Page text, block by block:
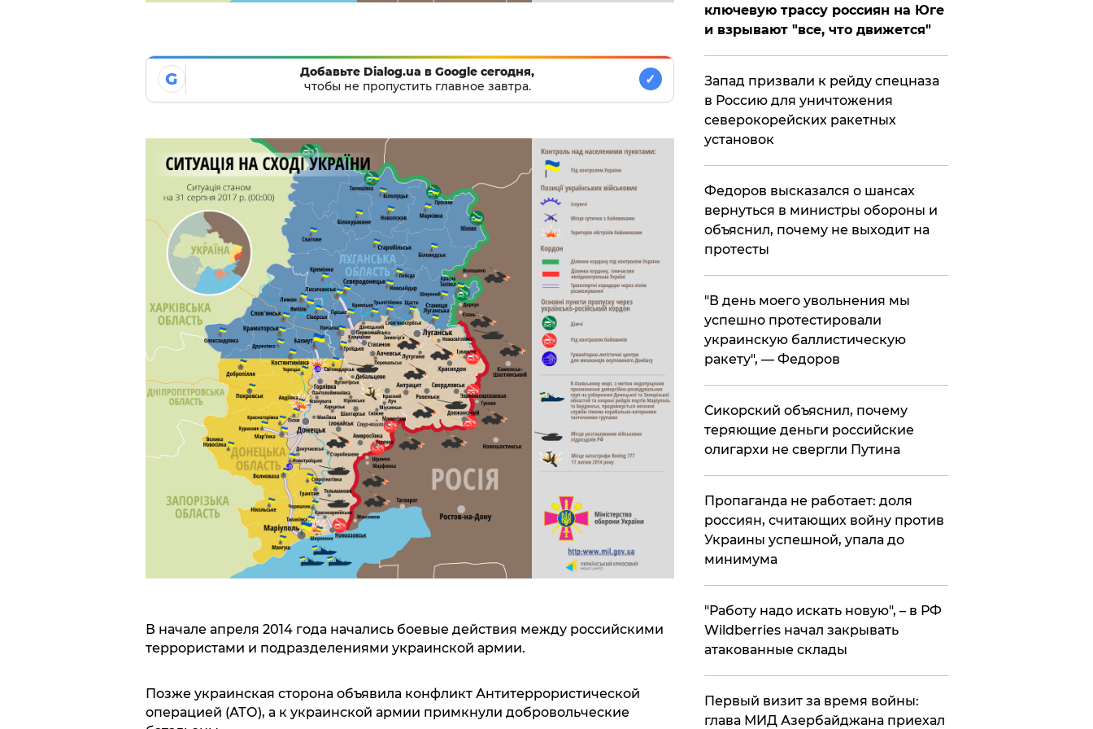
G
Добавьте Dialog.ua в Google сегодня,
чтобы не пропустить главное завтра.
✓
В начале апреля 2014 года начались боевые действия между российскими
террористами и подразделениями украинской армии.
Позже украинская сторона объявила конфликт Антитеррористической
операцией (АТО), а к украинской армии примкнули добровольческие
ключевую трассу россиян на Юге
и взрывают "все, что движется"
Запад призвали к рейду спецназа
в Россию для уничтожения
северокорейских ракетных
установок
Федоров высказался о шансах
вернуться в министры обороны и
объяснил, почему не выходит на
протесты
​"В день моего увольнения мы
успешно протестировали
украинскую баллистическую
ракету", — Федоров
Сикорский объяснил, почему
теряющие деньги российские
олигархи не свергли Путина
​Пропаганда не работает: доля
россиян, считающих войну против
Украины успешной, упала до
минимума
"Работу надо искать новую", – в РФ
Wildberries начал закрывать
атакованные склады
Первый визит за время войны:
глава МИД Азербайджана приехал